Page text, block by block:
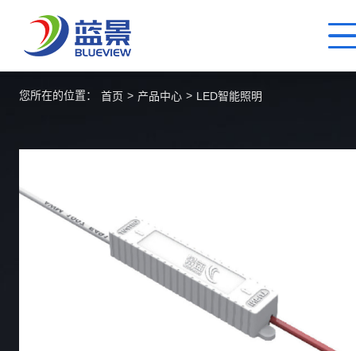
您所在的位置： 首页 > 产品中心 > LED智能照明